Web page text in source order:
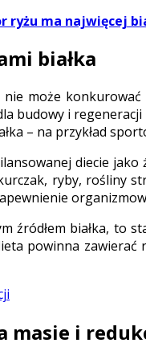
ryżu ma najwięcej
białka
może
budowy i
– na przykład
diecie
ryby, rośliny
źródłem białka, to
powinna
masie i